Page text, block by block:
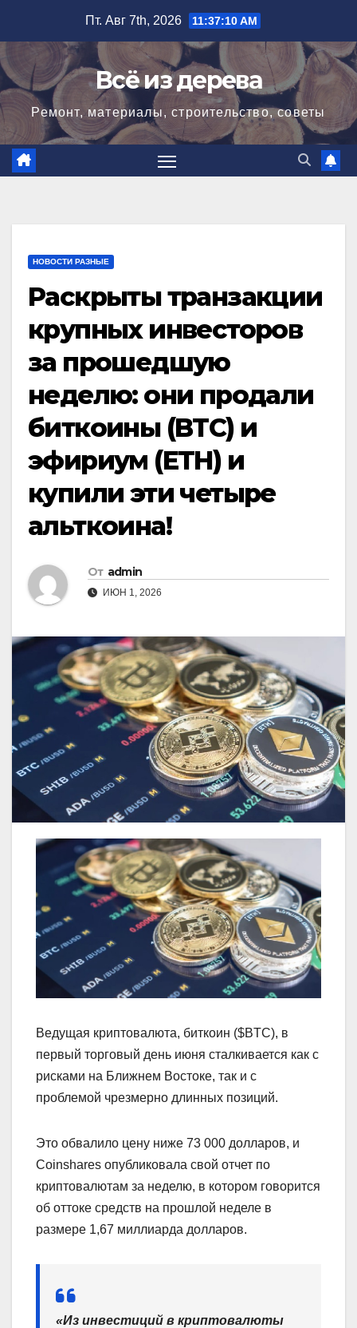
содержимому
Пт. Авг 7th, 2026 11:37:11 AM
Всё из дерева
Ремонт, материалы, строительство, советы
НОВОСТИ РАЗНЫЕ
Раскрыты транзакции
крупных инвесторов
за прошедшую
неделю: они продали
биткоины (BTC) и
эфириум (ETH) и
купили эти четыре
альткоина!
От admin
ИЮН 1, 2026
Ведущая криптовалюта, биткоин ($BTC), в
первый торговый день июня сталкивается как с
рисками на Ближнем Востоке, так и с
проблемой чрезмерно длинных позиций.
Это обвалило цену ниже 73 000 долларов, и
Coinshares опубликовала свой отчет по
криптовалютам за неделю, в котором говорится
об оттоке средств на прошлой неделе в
размере 1,67 миллиарда долларов.
«Из инвестиций в криптовалюты